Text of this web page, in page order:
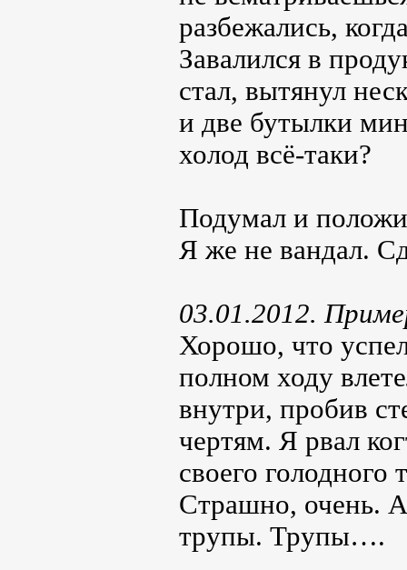
разбежались,
Завалился в
стал, вытянул
и две бутылки
холод всё-таки?
Подумал и
Я же не вандал.
03.01.2012.
Хорошо, что
полном ходу
внутри, пробив
чертям. Я рвал
своего
Страшно, очень.
трупы. Трупы….